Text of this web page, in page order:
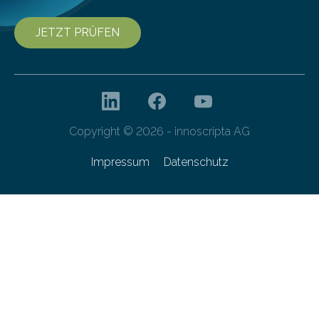
JETZT PRÜFEN
Copyright © 2026 - innoscripta AG
Impressum Datenschutz